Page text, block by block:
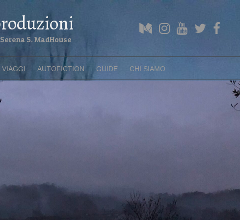
S. MadHouse
MediumInstagramYouTubeTwitterFacebook
VIAGGI AUTOFICTION GUIDE CHI SIAMO